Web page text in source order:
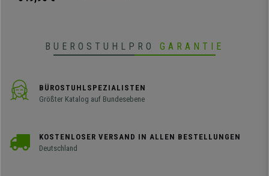
höhenverstellbaren Armlehnen.
BUEROSTUHLPRO GARANTIE
BÜROSTUHLSPEZIALISTEN
Größter Katalog auf Bundesebene
KOSTENLOSER VERSAND IN ALLEN BESTELLUNGEN
Deutschland